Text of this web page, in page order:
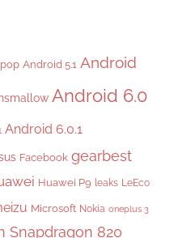
Android 5.1 Android
Android 6.0
Android 6.0.1
Facebook gearbest
Huawei P9 leaks LeEco
Microsoft Nokia oneplus 3
Snapdragon 820